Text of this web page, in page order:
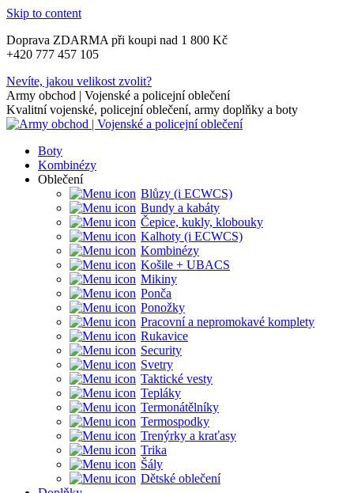
Skip to content
Doprava ZDARMA při koupi nad 1 800 Kč
+420 777 457 105
Nevíte, jakou velikost zvolit?
Army obchod | Vojenské a policejní oblečení
Kvalitní vojenské, policejní oblečení, army doplňky a boty
Boty
Kombinézy
Oblečení
Blůzy (i ECWCS)
Bundy a kabáty
Čepice, kukly, klobouky
Kalhoty (i ECWCS)
Kombinézy
Košile + UBACS
Mikiny
Ponča
Ponožky
Pracovní a nepromokavé komplety
Rukavice
Security
Svetry
Taktické vesty
Tepláky
Termonátělníky
Termospodky
Trenýrky a kraťasy
Trika
Šály
Dětské oblečení